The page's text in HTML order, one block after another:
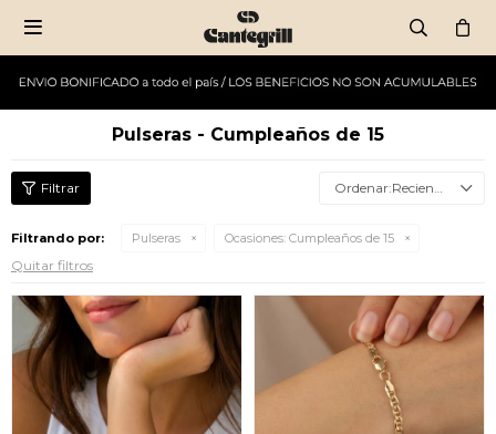

Pulseras - Cumpleaños de 15
Recientes
Filtrando por: Pulseras Ocasiones: Cumpleaños de 15
Quitar filtros